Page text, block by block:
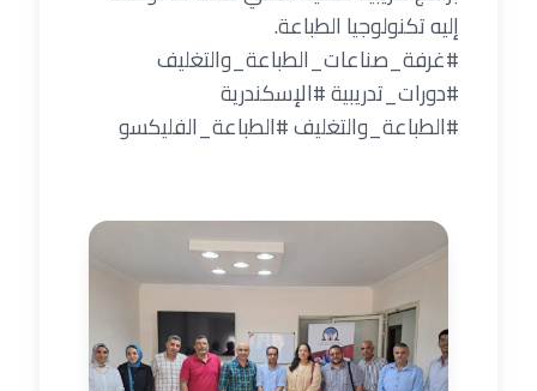
إليه تكنولوجيا الطباعة.
#غرفة_صناعات_الطباعة_والتغليف
#دورات_تدريبية #الإسكندرية
#الطباعة_والتغليف #الطباعة_الفليكسو